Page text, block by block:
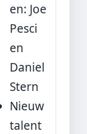
en: Joe
Pesci
en
Daniel
Stern
Nieuw
talent